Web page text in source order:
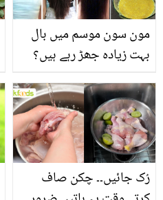
مون سون موسم میں بال
بہت زیادہ جھڑ رہے ہیں؟
بنانے کے چند قدرتی طریقے
رُک جائیں۔۔ چکن صاف